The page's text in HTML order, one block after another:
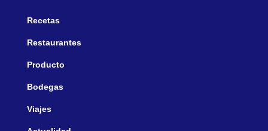
Recetas
Restaurantes
Producto
Bodegas
Viajes